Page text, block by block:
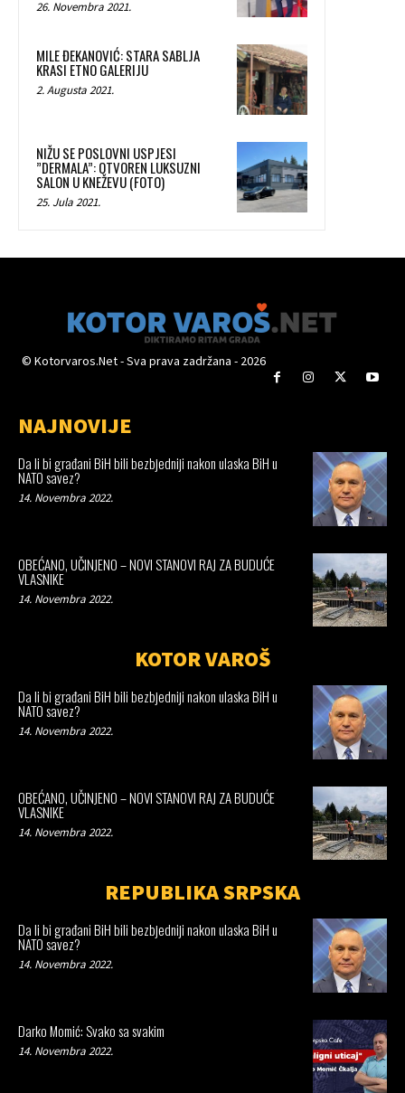
26. Novembra 2021.
MILE ĐEKANOVIĆ: STARA SABLJA
KRASI ETNO GALERIJU
2. Augusta 2021.
NIŽU SE POSLOVNI USPJESI
”DERMALA”: OTVOREN LUKSUZNI
SALON U KNEŽEVU (FOTO)
25. Jula 2021.
© Kotorvaros.Net - Sva prava zadržana - 2026
NAJNOVIJE
Da li bi građani BiH bili bezbjedniji nakon ulaska BiH u
NATO savez?
14. Novembra 2022.
OBEĆANO, UČINJENO – NOVI STANOVI RAJ ZA BUDUĆE
VLASNIKE
14. Novembra 2022.
KOTOR VAROŠ
Da li bi građani BiH bili bezbjedniji nakon ulaska BiH u
NATO savez?
14. Novembra 2022.
OBEĆANO, UČINJENO – NOVI STANOVI RAJ ZA BUDUĆE
VLASNIKE
14. Novembra 2022.
REPUBLIKA SRPSKA
Da li bi građani BiH bili bezbjedniji nakon ulaska BiH u
NATO savez?
14. Novembra 2022.
Darko Momić: Svako sa svakim
14. Novembra 2022.